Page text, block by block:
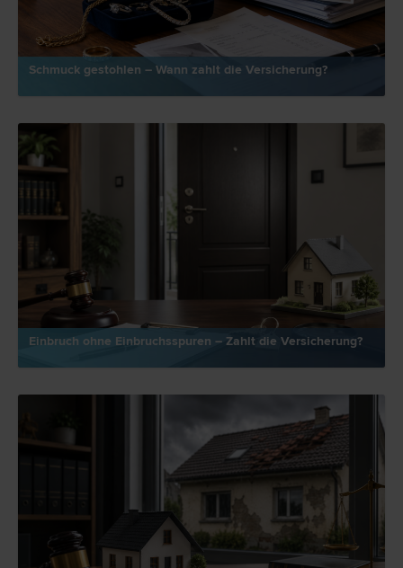
Schmuck gestohlen – Wann zahlt die Versicherung?
Einbruch ohne Einbruchsspuren – Zahlt die Versicherung?